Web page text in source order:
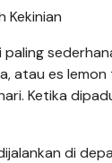
Kekinian
paling
atau es
Ketika
di